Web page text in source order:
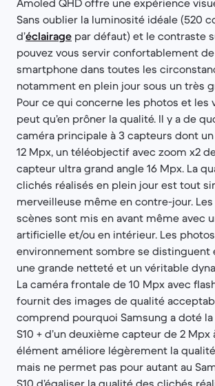
Amoled QHD offre une expérience
Sans oublier la luminosité idéale (520
d’éclairage par défaut) et le contraste
pouvez vous servir confortablement
smartphone dans toutes les
notamment en plein jour sous un très
Pour ce qui concerne les photos et les
peut qu’en prôner la qualité. Il y a de
caméra principale à 3 capteurs dont
12 Mpx, un téléobjectif avec zoom x2
capteur ultra grand angle 16 Mpx. La
clichés réalisés en plein jour est tout
merveilleuse même en contre-jour.
scènes sont mis en avant même avec
artificielle et/ou en intérieur. Les
environnement sombre se distinguent
une grande netteté et un véritable
La caméra frontale de 10 Mpx avec
fournit des images de qualité
comprend pourquoi Samsung a doté la
S10 + d’un deuxième capteur de 2 Mpx
élément améliore légèrement la
mais ne permet pas pour autant au
S10 d’égaliser la qualité des clichés